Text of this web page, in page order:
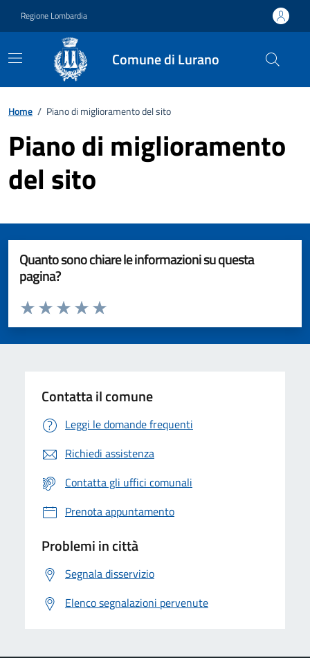
Regione Lombardia
Comune di Lurano
Home / Piano di miglioramento del sito
Piano di miglioramento
del sito
Quanto sono chiare le informazioni su questa
pagina?
Valuta da 1 a 5 stelle la pagina
Valuta 5 stelle su 5
Valuta 4 stelle su 5
Valuta 3 stelle su 5
Valuta 2 stelle su 5
Valuta 1 stelle su 5
Contatta il comune
Leggi le domande frequenti
Richiedi assistenza
Contatta gli uffici comunali
Prenota appuntamento
Problemi in città
Segnala disservizio
Elenco segnalazioni pervenute